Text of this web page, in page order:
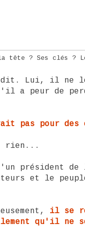
tête ? Ses clés ?
dit. Lui, il
a peur de
pas pour des
rien...
président
et le
il se
qu'il ne